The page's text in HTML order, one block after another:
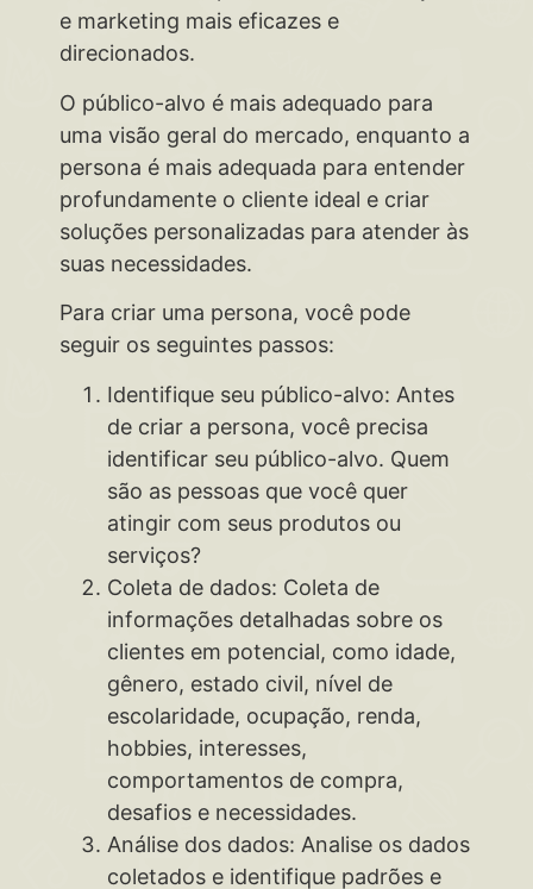
e marketing mais eficazes e
direcionados.
O público-alvo é mais adequado para
uma visão geral do mercado, enquanto a
persona é mais adequada para entender
profundamente o cliente ideal e criar
soluções personalizadas para atender às
suas necessidades.
Para criar uma persona, você pode
seguir os seguintes passos:
Identifique seu público-alvo: Antes
de criar a persona, você precisa
identificar seu público-alvo. Quem
são as pessoas que você quer
atingir com seus produtos ou
serviços?
Coleta de dados: Coleta de
informações detalhadas sobre os
clientes em potencial, como idade,
gênero, estado civil, nível de
escolaridade, ocupação, renda,
hobbies, interesses,
comportamentos de compra,
desafios e necessidades.
Análise dos dados: Analise os dados
coletados e identifique padrões e